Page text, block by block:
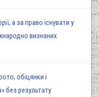
а за право існувати у
визнаних
обіцянки і
без результату